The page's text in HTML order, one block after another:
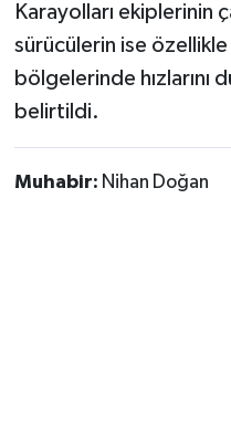
Karayolları ekiplerinin
sürücülerin ise
bölgelerinde hızlarını
belirtildi.
Muhabir: Nihan Doğan